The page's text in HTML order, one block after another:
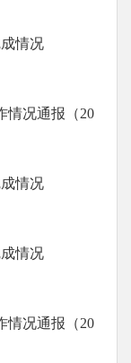
情况
情况通报（20
情况
情况
情况通报（20